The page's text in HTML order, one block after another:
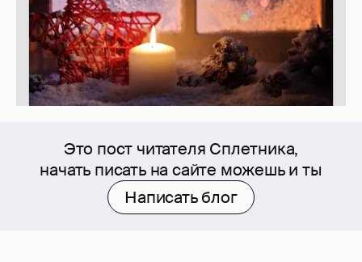
Это пост читателя Сплетника,
начать писать на сайте можешь и ты
Написать блог